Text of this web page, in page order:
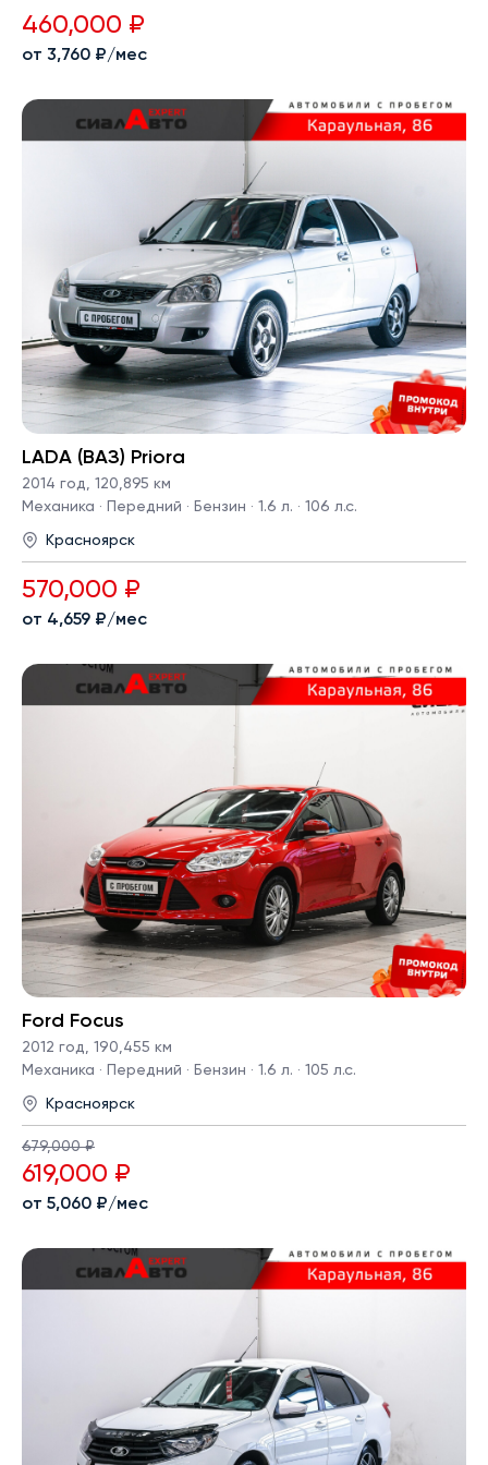
460,000 ₽
от 3,760 ₽/мес
LADA (ВАЗ) Priora
2014 год
120,895 км
Механика · Передний · Бензин · 1.6 л. · 106 л.с.
Красноярск
570,000 ₽
от 4,659 ₽/мес
Ford Focus
2012 год, 190,455 км
Механика · Передний · Бензин · 1.6 л. · 105 л.с.
Красноярск
679,000 ₽
619,000 ₽
от 5,060 ₽/мес